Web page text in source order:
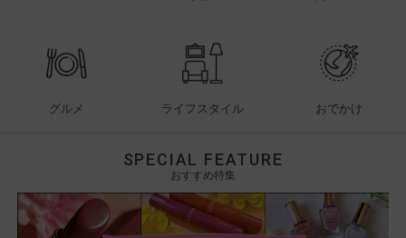
グルメ ライフスタイル おでかけ
SPECIAL FEATURE
おすすめ特集